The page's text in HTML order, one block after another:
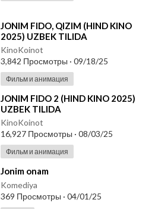
⁣JONIM FIDO, QIZIM (HIND KINO
2025) UZBEK TILIDA
KinoKoinot
3,842 Просмотры · 09/18/25
Фильм и анимация
⁣JONIM FIDO 2 (HIND KINO 2025)
UZBEK TILIDA
KinoKoinot
16,927 Просмотры · 08/03/25
Фильм и анимация
⁣Jonim onam
Komediya
369 Просмотры · 04/01/25